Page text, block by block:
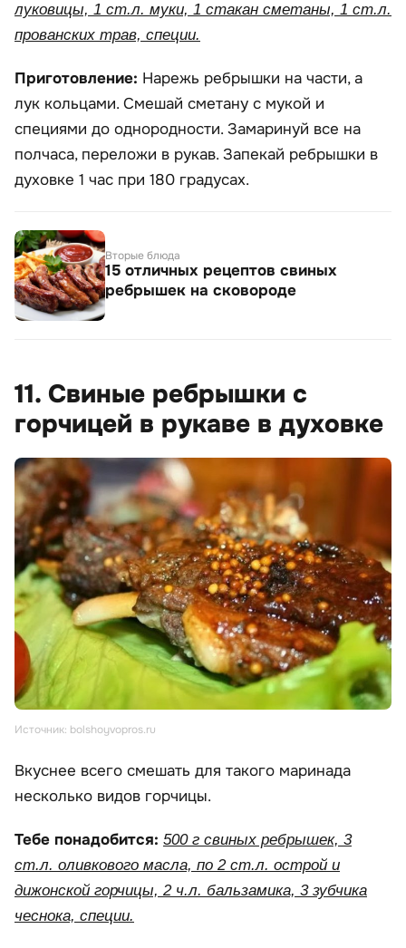
луковицы, 1 ст.л. муки, 1 стакан сметаны, 1 ст.л.
прованских трав, специи.
Приготовление: Нарежь ребрышки на части, а
лук кольцами. Смешай сметану с мукой и
специями до однородности. Замаринуй все на
полчаса, переложи в рукав. Запекай ребрышки в
духовке 1 час при 180 градусах.
Вторые блюда
15 отличных рецептов свиных
ребрышек на сковороде
11. Свиные ребрышки с
горчицей в рукаве в духовке
Источник: bolshoyvopros.ru
Вкуснее всего смешать для такого маринада
несколько видов горчицы.
Тебе понадобится: 500 г свиных ребрышек, 3
ст.л. оливкового масла, по 2 ст.л. острой и
дижонской горчицы, 2 ч.л. бальзамика, 3 зубчика
чеснока, специи.